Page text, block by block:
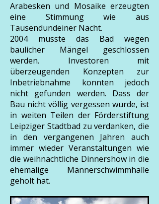
Arabesken und Mosaike erzeugten
eine Stimmung wie aus
Tausendundeiner Nacht.
2004 musste das Bad wegen
baulicher Mängel geschlossen
werden. Investoren mit
überzeugenden Konzepten zur
Inbetriebnahme konnten jedoch
nicht gefunden werden. Dass der
Bau nicht völlig vergessen wurde, ist
in weiten Teilen der Förderstiftung
Leipziger Stadtbad zu verdanken, die
in den vergangenen Jahren auch
immer wieder Veranstaltungen wie
die weihnachtliche Dinnershow in die
ehemalige Männerschwimmhalle
geholt hat.